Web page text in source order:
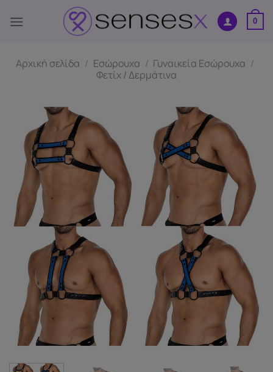
0
Αρχική σελίδα / Εσώρουχα / Γυναικεία Εσώρουχα /
Φετίχ / Δερμάτινα